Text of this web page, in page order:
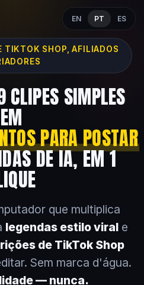
EN PT ES
TIKTOK SHOP, AFILIADOS
CLIPES SIMPLES
EM
PARA POSTAR
DE IA, EM 1
que multiplica
legendas estilo virale
de TikTok Shop
Sem marca d'água.
— nunca.